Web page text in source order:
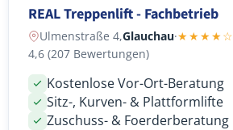
REAL Treppenlift - Fachbetrieb
Ulmenstraße 4,Glauchau·★★★★☆
4,6 (207 Bewertungen)
Kostenlose Vor-Ort-Beratung
Sitz-, Kurven- & Plattformlifte
Zuschuss- & Foerderberatung